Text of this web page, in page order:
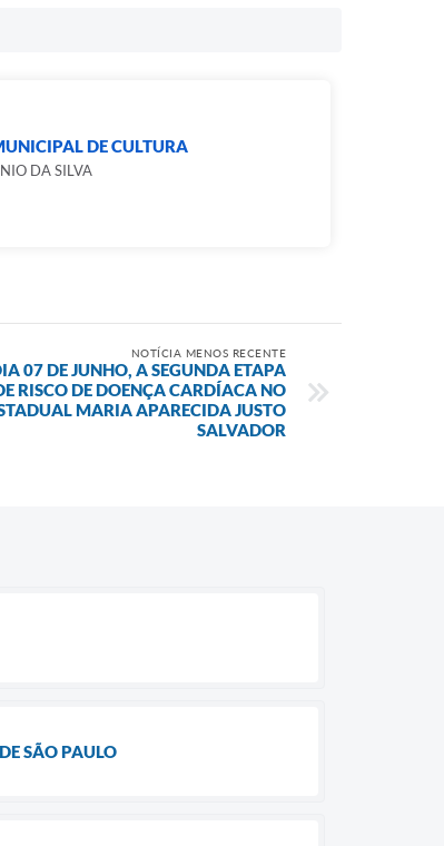
DE CULTURA
DA SILVA
NOTÍCIA MENOS RECENTE
07 DE JUNHO, A SEGUNDA ETAPA
RISCO DE DOENÇA CARDÍACA NO
MARIA APARECIDA JUSTO
SALVADOR
SÃO PAULO